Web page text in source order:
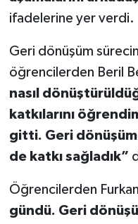
ifadelerine yer verdi.
Geri dönüşüm
öğrencilerden Beril
nasıl
katkılarını
gitti. Geri
de katkı sağladık”
Öğrencilerden
gündü. Geri